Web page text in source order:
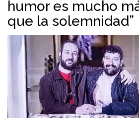
humor es mucho
que la solemnidad”